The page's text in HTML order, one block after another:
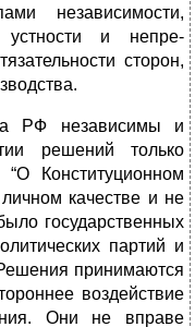
независимости,
устности и непре­
сторон,
РФ независимы и
решений только
Конституцион­ном
качестве и не
государственных
партий и
принимаются
воздействие
Они не вправе